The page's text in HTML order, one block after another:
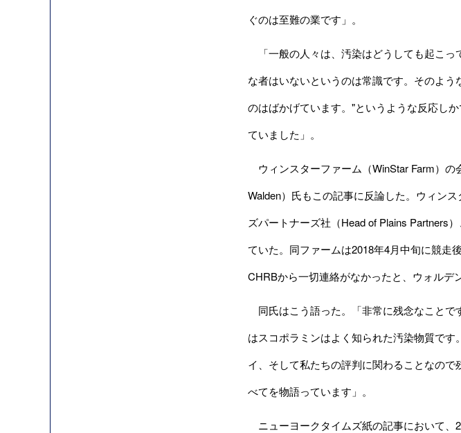
ぐのは至難の業です」。
「一般の人々は、汚染はどうしても起こっ
な者はいないというのは常識です。そのよ
のはばかげています。"というような反応し
ていました」。
ウィンスターファーム（WinStar Farm）
Walden）氏もこの記事に反論した。ウィン
ズパートナーズ社（Head of Plains Partners
ていた。同ファームは2018年4月中旬に競走
CHRBから一切連絡がなかったと、ウォルデ
同氏はこう語った。「非常に残念なことで
はスコポラミンはよく知られた汚染物質で
イ、そして私たちの評判に関わることなの
べてを物語っています」。
ニューヨークタイムズ紙の記事において、